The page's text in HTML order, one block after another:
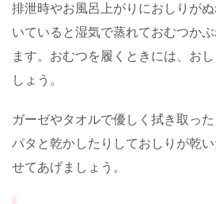
排泄時やお風呂上がりにおしりが
いていると湿気で蒸れておむつか
ます。おむつを履くときには、お
しょう。
ガーゼやタオルで優しく拭き取っ
パタと乾かしたりしておしりが乾
せてあげましょう。